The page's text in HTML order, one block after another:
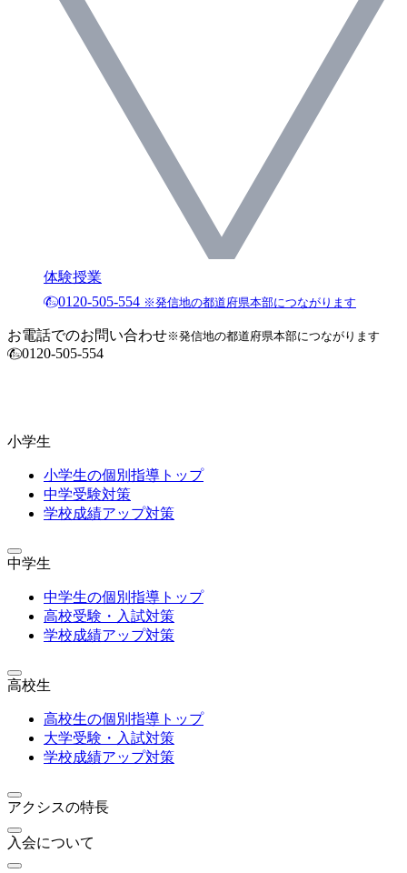
体験授業
0120-505-554 ※発信地の都道府県本部につながります
お電話でのお問い合わせ※発信地の都道府県本部につながります
0120-505-554
小学生
小学生の個別指導トップ
中学受験対策
学校成績アップ対策
中学生
中学生の個別指導トップ
高校受験・入試対策
学校成績アップ対策
高校生
高校生の個別指導トップ
大学受験・入試対策
学校成績アップ対策
アクシスの特長
入会について